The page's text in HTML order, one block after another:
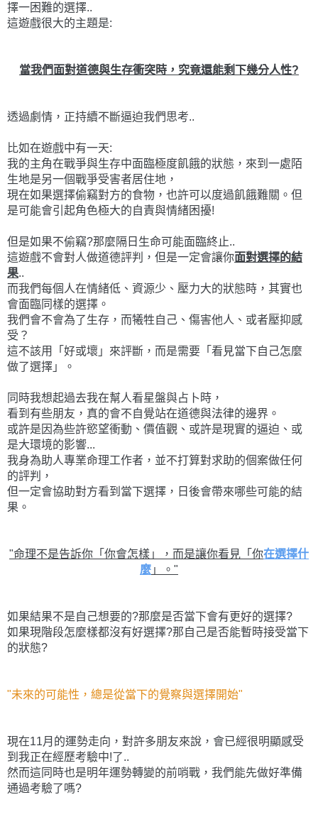
擇一困難的選擇..
這遊戲很大的主題是:
當我們面對道德與生存衝突時，究竟還能剩下幾分人性?
透過劇情，正持續不斷逼迫我們思考..
比如在遊戲中有一天:
我的主角在戰爭與生存中面臨極度飢餓的狀態，來到一處陌
生地是另一個戰爭受害者居住地，
現在如果選擇偷竊對方的食物，也許可以度過飢餓難關。但
是可能會引起角色極大的自責與情緒困擾!
但是如果不偷竊?那麼隔日生命可能面臨終止..
這遊戲不會對人做道德評判，但是一定會讓你面對選擇的結
果..
而我們每個人在情緒低、資源少、壓力大的狀態時，其實也
會面臨同樣的選擇。
我們會不會為了生存，而犧牲自己、傷害他人、或者壓抑感
受？
這不該用「好或壞」來評斷，而是需要「看見當下自己怎麼
做了選擇」。
同時我想起過去我在幫人看星盤與占卜時，
看到有些朋友，真的會不自覺站在道德與法律的邊界。
或許是因為些許慾望衝動、價值觀、或許是現實的逼迫、或
是大環境的影響...
我身為助人專業命理工作者，並不打算對求助的個案做任何
的評判，
但一定會協助對方看到當下選擇，日後會帶來哪些可能的結
果。
"命理不是告訴你「你會怎樣」， 而是讓你看見「你在選擇什
麼 」。"
如果結果不是自己想要的?那麼是否當下會有更好的選擇?
如果現階段怎麼樣都沒有好選擇?那自己是否能暫時接受當下
的狀態?
"未來的可能性，總是從當下的覺察與選擇開始"
現在11月的運勢走向，對許多朋友來說，會已經很明顯感受
到我正在經歷考驗中!了..
然而這同時也是明年運勢轉變的前哨戰，我們能先做好準備
通過考驗了嗎?